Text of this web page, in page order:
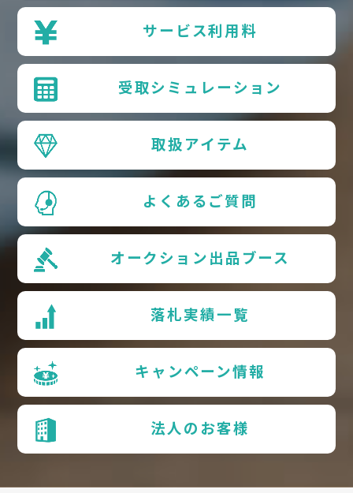
サービス利用料
受取シミュレーション
取扱アイテム
よくあるご質問
オークション出品ブース
落札実績一覧
キャンペーン情報
法人のお客様